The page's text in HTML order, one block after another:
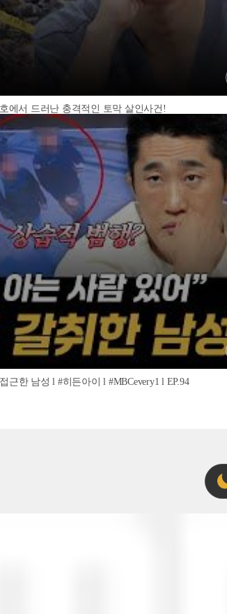
에서 드러난 충격적인 토막 살인사건!
한 남성 l #히든아이 l #MBCevery1 l EP.94